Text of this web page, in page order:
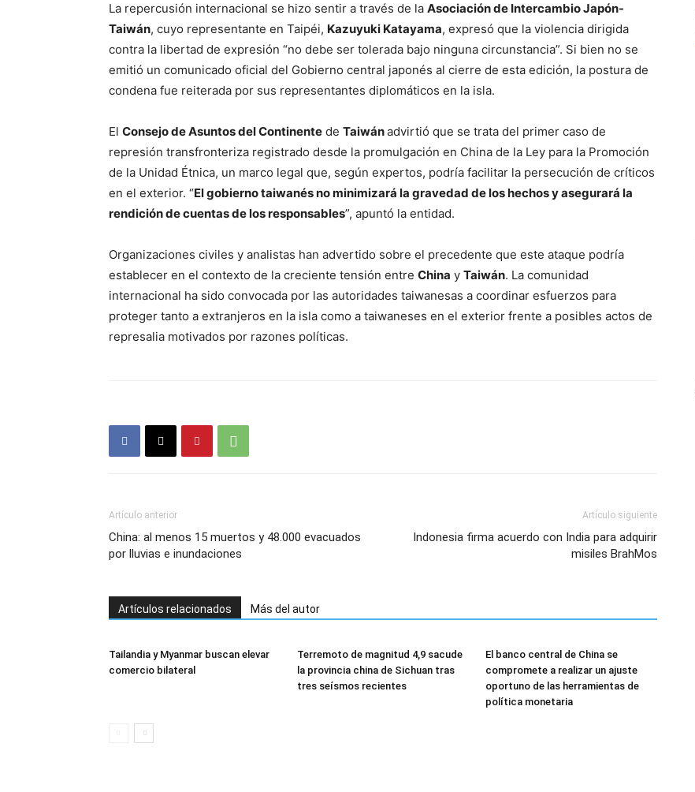
La repercusión internacional se hizo sentir a través de la Asociación de Intercambio Japón-
Taiwán, cuyo representante en Taipéi, Kazuyuki Katayama, expresó que la violencia dirigida
contra la libertad de expresión “no debe ser tolerada bajo ninguna circunstancia”. Si bien no se
emitió un comunicado oficial del Gobierno central japonés al cierre de esta edición, la postura de
condena fue reiterada por sus representantes diplomáticos en la isla.
El Consejo de Asuntos del Continente de Taiwánadvirtió que se trata del primer caso de
represión transfronteriza registrado desde la promulgación en China de la Ley para la Promoción
de la Unidad Étnica, un marco legal que, según expertos, podría facilitar la persecución de críticos
en el exterior. “El gobierno taiwanés no minimizará la gravedad de los hechos y asegurará la
rendición de cuentas de los responsables”, apuntó la entidad.
Organizaciones civiles y analistas han advertido sobre el precedente que este ataque podría
establecer en el contexto de la creciente tensión entre China y Taiwán. La comunidad
internacional ha sido convocada por las autoridades taiwanesas a coordinar esfuerzos para
proteger tanto a extranjeros en la isla como a taiwaneses en el exterior frente a posibles actos de
represalia motivados por razones políticas.
Artículo anterior
China: al menos 15 muertos y 48.000 evacuados
por lluvias e inundaciones
Artículo siguiente
Indonesia firma acuerdo con India para adquirir
misiles BrahMos
Artículos relacionados Más del autor
Tailandia y Myanmar buscan elevar
comercio bilateral
Terremoto de magnitud 4,9 sacude
la provincia china de Sichuan tras
tres seísmos recientes
El banco central de China se
compromete a realizar un ajuste
oportuno de las herramientas de
política monetaria